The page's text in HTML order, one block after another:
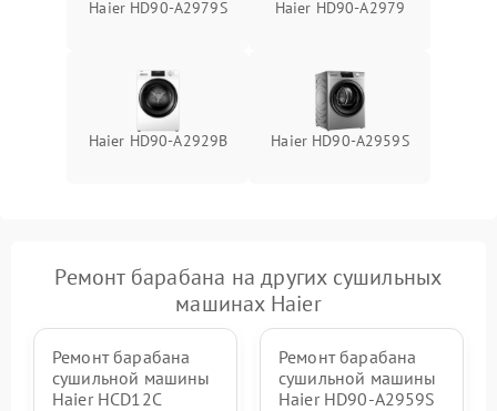
Haier HD90-A2979S Haier HD90-A2979
Haier HD90-A2929B Haier HD90-A2959S
Ремонт барабана на других сушильных
машинах Haier
Ремонт барабана
сушильной машины
Haier HCD12C
Ремонт барабана
сушильной машины
Haier HD90-A2959S